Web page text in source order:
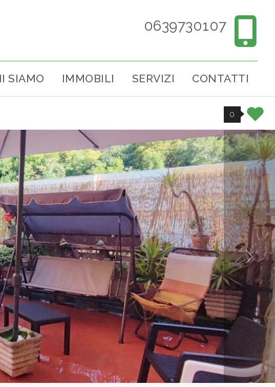
0639730107
SIAMO IMMOBILI SERVIZI CONTATTI
0